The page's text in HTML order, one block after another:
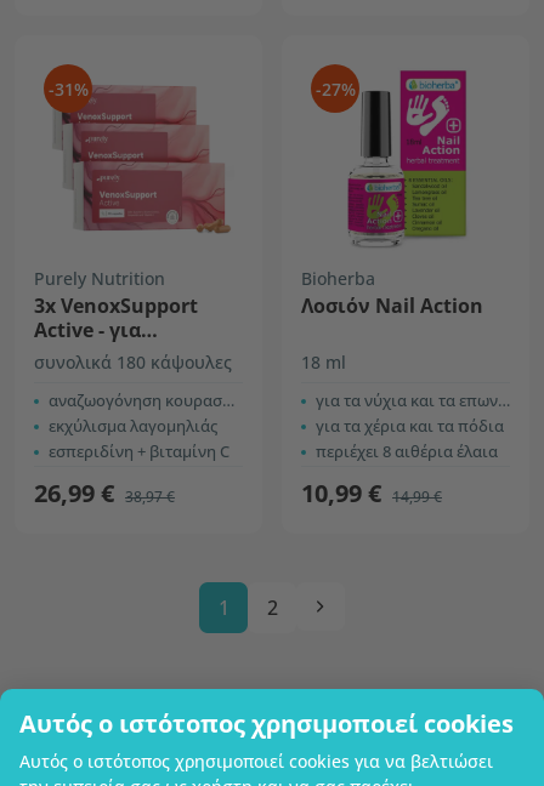
Αυτός ο ιστότοπος χρησιμοποιεί cookies
Αυτός ο ιστότοπος χρησιμοποιεί cookies για να βελτιώσει
-31%
Purely Nutrition
3x VenoxSupport
Active - για
κουρασμένα και
συνολικά 180 κάψουλες
αναζωογόνηση κουρασμένων ποδιών
εκχύλισμα λαγομηλιάς
εσπεριδίνη + βιταμίνη C
26,99 € 38,97 €
-27%
Bioherba
Λοσιόν Nail Action
18 ml
για τα νύχια και τα επωνύχια
για τα χέρια και τα πόδια
περιέχει 8 αιθέρια έλαια
10,99 € 14,99 €
1 2
Επωνυμία επιχείρησης